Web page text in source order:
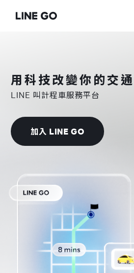
用科技改變你的交
LINE 叫計程車服務平台
加入 LINE GO